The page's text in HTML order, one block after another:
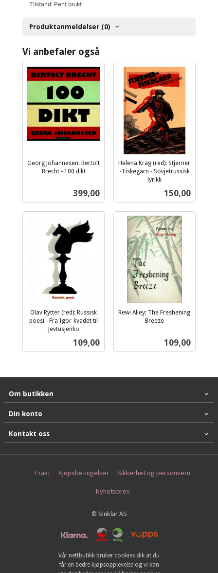
Tilstand: Pent brukt
Produktanmeldelser (0)
Vi anbefaler også
Georg Johannesen: Bertolt
Brecht - 100 dikt
Pris
399,00
Helena Krag (red): Stjerner
- Fiskegarn - Sovjetrussisk
lyrikk
Pris
150,00
Olav Rytter (red): Russisk
poesi - Fra Igor-kvadet til
Jevtusjenko
Pris
109,00
Rewi Alley: The Freshening
Breeze
Pris
109,00
Om butikken
Din konto
Kontakt oss
Frakt Kjøpsbetingelser Sikkerhet og personvern
Nyhetsbrev
© Sinklar AS
Vår nettbutikk bruker cookies slik at du
får en bedre kjøpsopplevelse og vi kan